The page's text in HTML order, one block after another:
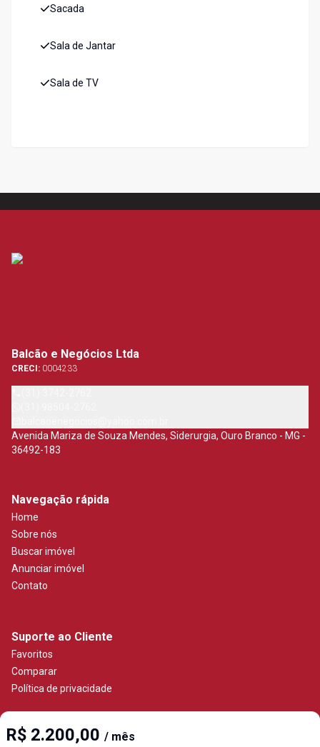
Sacada
Sala de Jantar
Sala de TV
R$ 2.200,00 / mês
Balcão e Negócios Ltda
CRECI: 0004233
Avenida Mariza de Souza Mendes, Siderurgia, Ouro Branco - MG -
36492-183
Navegação rápida
Home
Sobre nós
Buscar imóvel
Anunciar imóvel
Contato
Suporte ao Cliente
Favoritos
Comparar
Política de privacidade
Imobiliária Certificada: